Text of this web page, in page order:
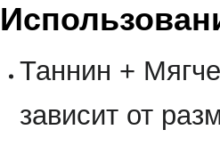
Таннин +
зависит от